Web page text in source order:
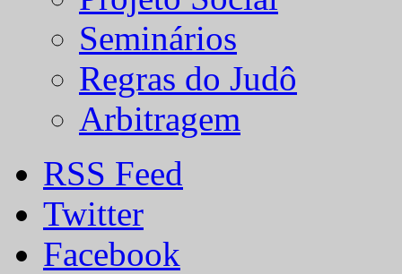
Seminários
Regras do Judô
Arbitragem
RSS Feed
Twitter
Facebook